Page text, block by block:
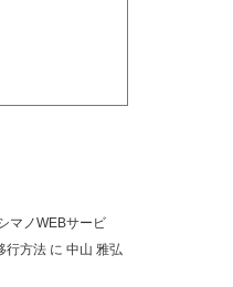
マノWEBサービ
行方法 に 中山 雅弘